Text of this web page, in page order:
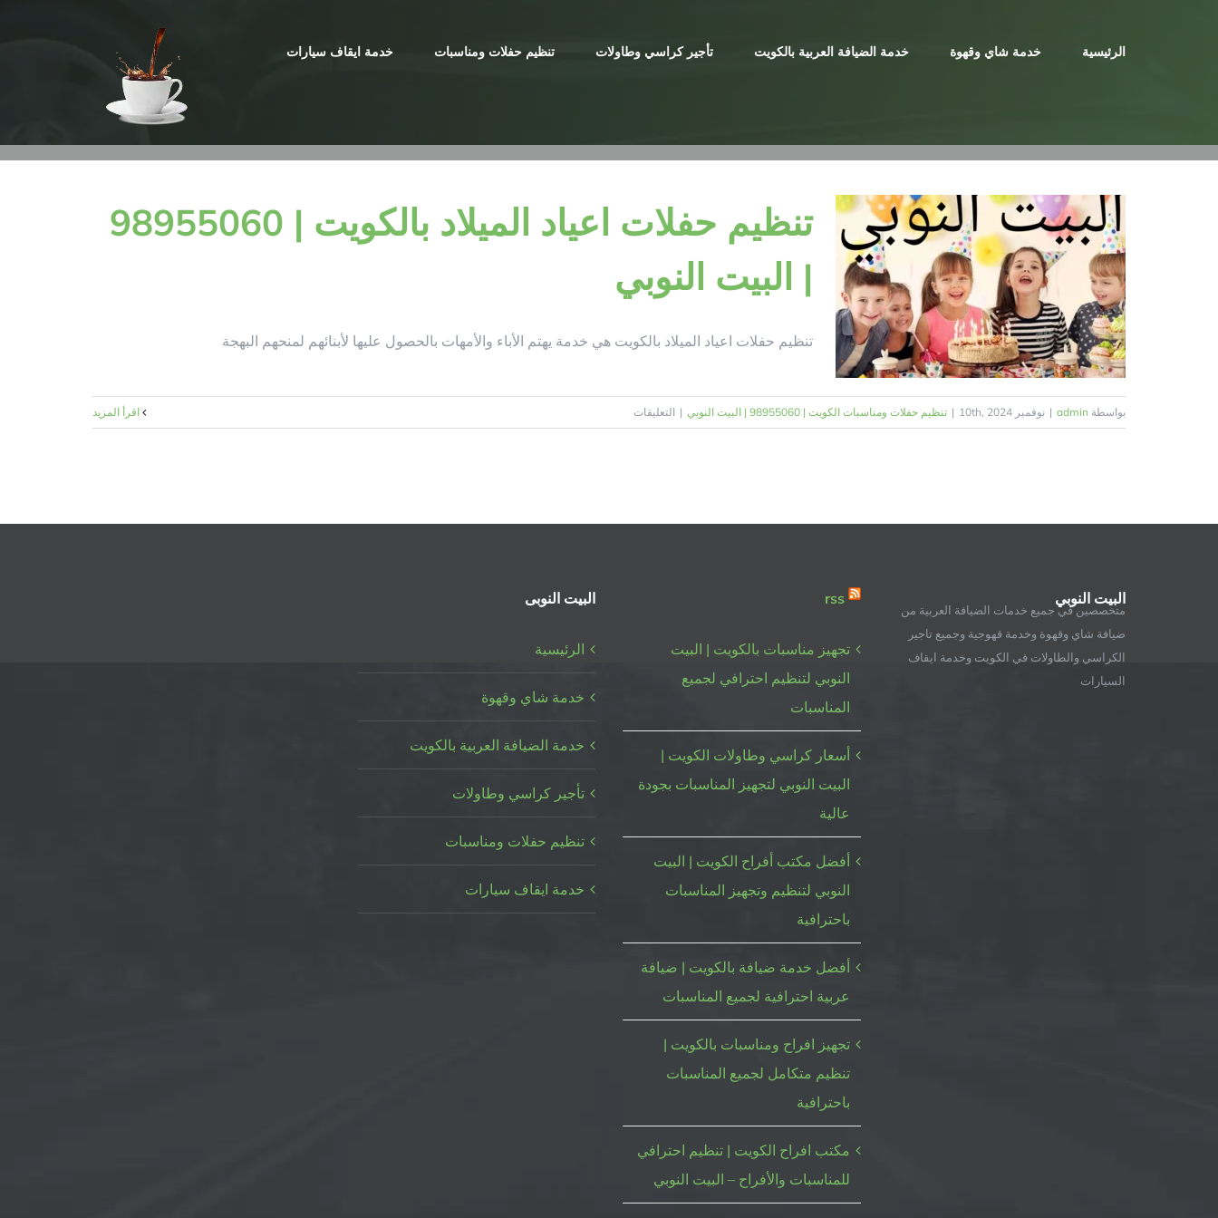
الرئيسية خدمة شاي وقهوة خدمة الضيافة العربية بالكويت تأجير كراسي وطاولات تنظيم حفلات ومناسبات خدمة ايقاف سيارات
تنظيم حفلات اعياد الميلاد بالكويت | 98955060
| البيت النوبي
تنظيم حفلات اعياد الميلاد بالكويت هي خدمة يهتم الأباء والأمهات بالحصول عليها لأبنائهم لمنحهم البهجة
بواسطة admin
| نوفمبر 10th, 2024 | تنظيم حفلات ومناسبات الكويت | 98955060 | البيت النوبي | التعليقات
تنظيم
البيت النوبي
متخصصين في جميع خدمات الضيافة العربية من
ضيافة شاي وقهوة وخدمة قهوجية وجميع تاجير
الكراسي والطاولات في الكويت وخدمة ايقاف
السيارات
rss
تجهيز مناسبات بالكويت | البيت
النوبي لتنظيم احترافي لجميع
المناسبات
أسعار كراسي وطاولات الكويت |
البيت النوبي لتجهيز المناسبات بجودة
عالية
أفضل مكتب أفراح الكويت | البيت
النوبي لتنظيم وتجهيز المناسبات
باحترافية
أفضل خدمة ضيافة بالكويت | ضيافة
عربية احترافية لجميع المناسبات
تجهيز افراح ومناسبات بالكويت |
تنظيم متكامل لجميع المناسبات
باحترافية
مكتب افراح الكويت | تنظيم احترافي
للمناسبات والأفراح – البيت النوبي
البيت النوبى
الرئيسية
خدمة شاي وقهوة
خدمة الضيافة العربية بالكويت
تأجير كراسي وطاولات
تنظيم حفلات ومناسبات
خدمة ايقاف سيارات